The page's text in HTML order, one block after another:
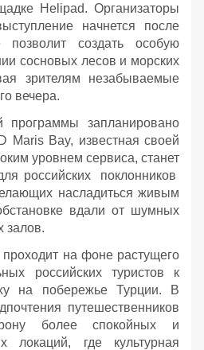
Helipad. Организаторы
начнется после
позволит создать особую
сосновых лесов и морских
зрителям незабываемые
вечера.
программы запланировано
Maris Bay, известная своей
уровнем сервиса, станет
российских поклонников
насладиться живым
вдали от шумных
залов.
на фоне растущего
российских туристов к
на побережье Турции. В
путешественников
более спокойных и
локаций, где культурная